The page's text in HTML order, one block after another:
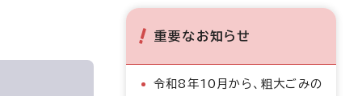
重要なお知らせ
令和8年10月から、粗大ごみの